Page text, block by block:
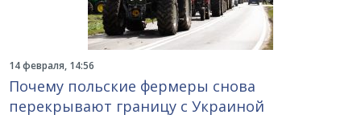
14 февраля, 14:56
Почему польские фермеры снова
перекрывают границу с Украиной